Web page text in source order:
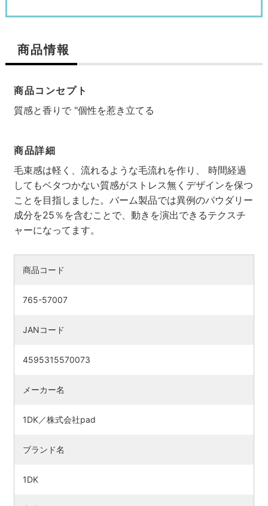
商品情報
商品コンセプト
質感と香りで "個性を惹き立てる
商品詳細
毛束感は軽く、流れるような毛流れを作り、 時間経過
してもベタつかない質感がストレス無くデザインを保つ
ことを目指しました。バーム製品では異例のパウダリー
成分を25％を含むことで、動きを演出できるテクスチ
ャーになってます。
商品コード
765-57007
JANコード
4595315570073
メーカー名
1DK／株式会社pad
ブランド名
1DK